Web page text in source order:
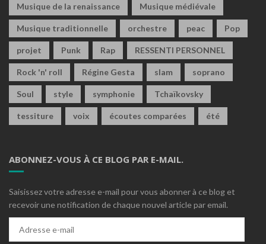
Musique de la renaissance Musique médiévale
Musique traditionnelle orchestre peac Pop
projet Punk Rap RESSENTI PERSONNEL
Rock 'n' roll Régine Gesta slam soprano
Soul style symphonie Tchaïkovsky
tessiture voix écoutes comparées été
ABONNEZ-VOUS À CE BLOG PAR E-MAIL.
Saisissez votre adresse e-mail pour vous abonner à ce blog et
recevoir une notification de chaque nouvel article par email.